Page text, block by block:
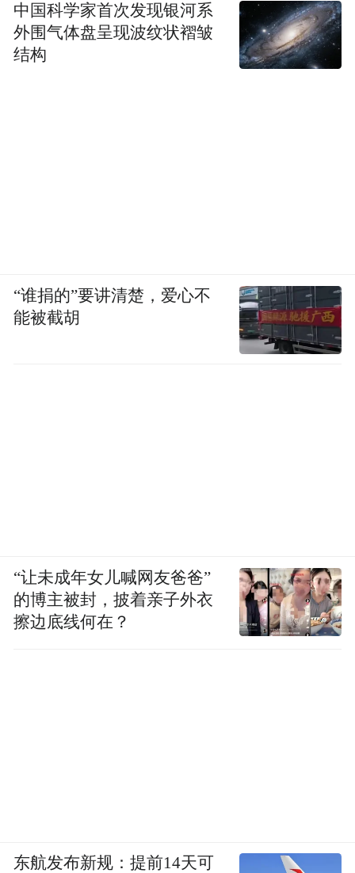
中国科学家首次发现银河系
外围气体盘呈现波纹状褶皱
结构
“谁捐的”要讲清楚，爱心不
能被截胡
“让未成年女儿喊网友爸爸”
的博主被封，披着亲子外衣
擦边底线何在？
东航发布新规：提前14天可